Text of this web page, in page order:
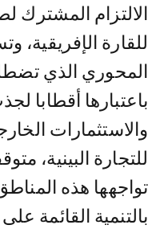
الالتزام المشترك
للقارة الإفريقية،
المحوري الذي
باعتبارها أقطابا
والاستثمارات
للتجارة البينية،
تواجهها هذه
بالتنمية القائمة